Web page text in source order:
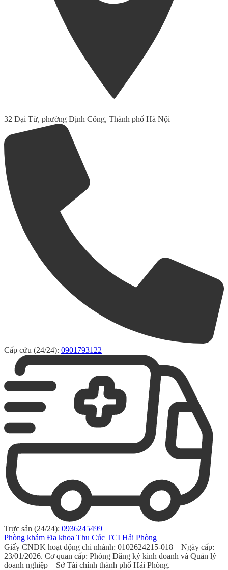
32 Đại Từ, phường Định Công, Thành phố Hà Nội
Cấp cứu (24/24): 0901793122
Trực sản (24/24): 0936245499
Phòng khám Đa khoa Thu Cúc TCI Hải Phòng
Giấy CNĐK hoạt động chi nhánh: 0102624215-018 – Ngày cấp:
23/01/2026. Cơ quan cấp: Phòng Đăng ký kinh doanh và Quản lý
doanh nghiệp – Sở Tài chính thành phố Hải Phòng.